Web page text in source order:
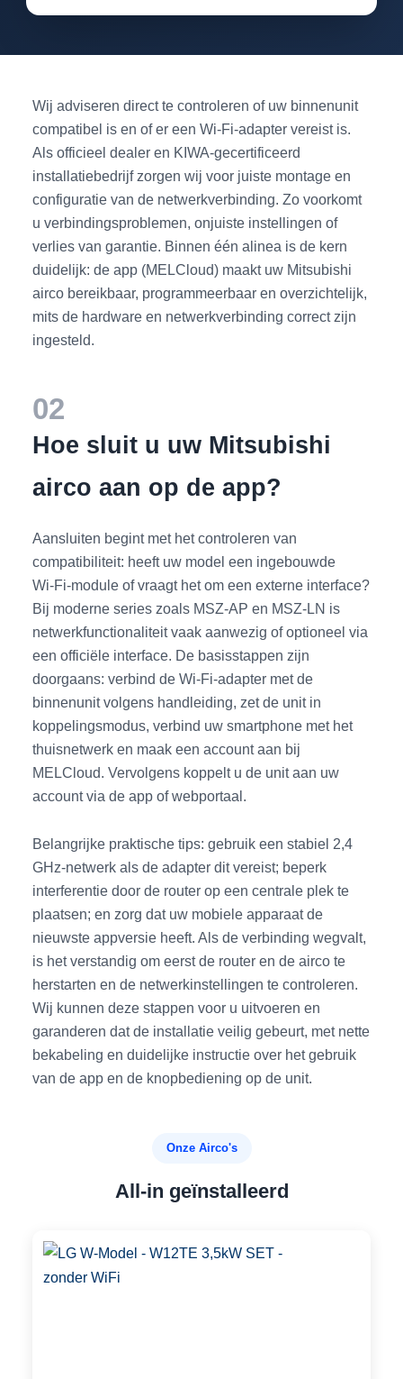
Wij adviseren direct te controleren of uw binnenunit
compatibel is en of er een Wi‑Fi‑adapter vereist is.
Als officieel dealer en KIWA-gecertificeerd
installatiebedrijf zorgen wij voor juiste montage en
configuratie van de netwerkverbinding. Zo voorkomt
u verbinding­sproblemen, onjuiste instellingen of
verlies van garantie. Binnen één alinea is de kern
duidelijk: de app (MELCloud) maakt uw Mitsubishi
airco bereikbaar, programmeerbaar en overzichtelijk,
mits de hardware en netwerkverbinding correct zijn
ingesteld.
02
Hoe sluit u uw Mitsubishi
airco aan op de app?
Aansluiten begint met het controleren van
compatibiliteit: heeft uw model een ingebouwde
Wi‑Fi‑module of vraagt het om een externe interface?
Bij moderne series zoals MSZ‑AP en MSZ‑LN is
netwerkfunctionaliteit vaak aanwezig of optioneel via
een officiële interface. De basisstappen zijn
doorgaans: verbind de Wi‑Fi‑adapter met de
binnenunit volgens handleiding, zet de unit in
koppelingsmodus, verbind uw smartphone met het
thuisnetwerk en maak een account aan bij
MELCloud. Vervolgens koppelt u de unit aan uw
account via de app of webportaal.
Belangrijke praktische tips: gebruik een stabiel 2,4
GHz‑netwerk als de adapter dit vereist; beperk
interferentie door de router op een centrale plek te
plaatsen; en zorg dat uw mobiele apparaat de
nieuwste appversie heeft. Als de verbinding wegvalt,
is het verstandig om eerst de router en de airco te
herstarten en de netwerkinstellingen te controleren.
Wij kunnen deze stappen voor u uitvoeren en
garanderen dat de installatie veilig gebeurt, met nette
bekabeling en duidelijke instructie over het gebruik
van de app en de knopbediening op de unit.
Onze Airco's
All-in geïnstalleerd